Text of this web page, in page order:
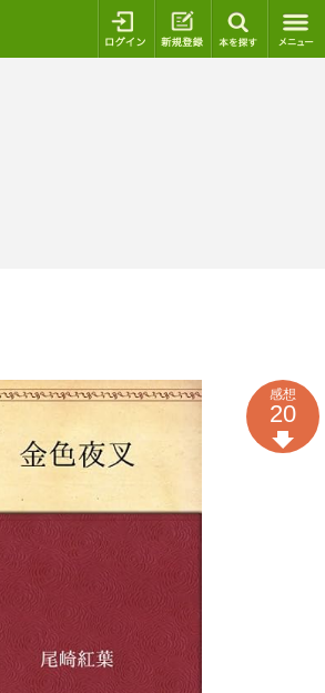
ログイン 新規登録
感想
20